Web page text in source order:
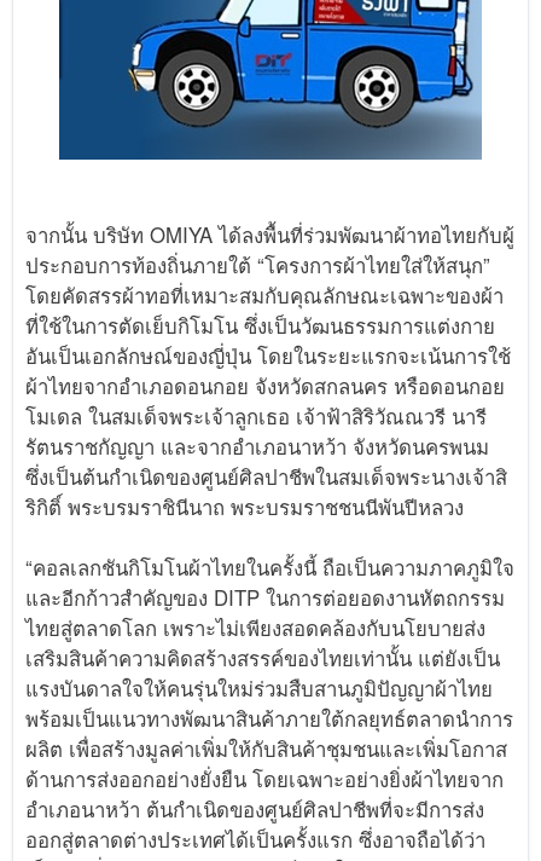
จากนั้น บริษัท OMIYA ได้ลงพื้นที่ร่วมพัฒนาผ้าทอไทยกับผู้
ประกอบการท้องถิ่นภายใต้ “โครงการผ้าไทยใส่ให้สนุก”
โดยคัดสรรผ้าทอที่เหมาะสมกับคุณลักษณะเฉพาะของผ้า
ที่ใช้ในการตัดเย็บกิโมโน ซึ่งเป็นวัฒนธรรมการแต่งกาย
อันเป็นเอกลักษณ์ของญี่ปุ่น โดยในระยะแรกจะเน้นการใช้
ผ้าไทยจากอำเภอดอนกอย จังหวัดสกลนคร หรือดอนกอย
โมเดล ในสมเด็จพระเจ้าลูกเธอ เจ้าฟ้าสิริวัณณวรี นารี
รัตนราชกัญญา และจากอำเภอนาหว้า จังหวัดนครพนม
ซึ่งเป็นต้นกำเนิดของศูนย์ศิลปาชีพในสมเด็จพระนางเจ้าสิ
ริกิติ์ พระบรมราชินีนาถ พระบรมราชชนนีพันปีหลวง
“คอลเลกชันกิโมโนผ้าไทยในครั้งนี้ ถือเป็นความภาคภูมิใจ
และอีกก้าวสำคัญของ DITP ในการต่อยอดงานหัตถกรรม
ไทยสู่ตลาดโลก เพราะไม่เพียงสอดคล้องกับนโยบายส่ง
เสริมสินค้าความคิดสร้างสรรค์ของไทยเท่านั้น แต่ยังเป็น
แรงบันดาลใจให้คนรุ่นใหม่ร่วมสืบสานภูมิปัญญาผ้าไทย
พร้อมเป็นแนวทางพัฒนาสินค้าภายใต้กลยุทธ์ตลาดนำการ
ผลิต เพื่อสร้างมูลค่าเพิ่มให้กับสินค้าชุมชนและเพิ่มโอกาส
ด้านการส่งออกอย่างยั่งยืน โดยเฉพาะอย่างยิ่งผ้าไทยจาก
อำเภอนาหว้า ต้นกำเนิดของศูนย์ศิลปาชีพที่จะมีการส่ง
ออกสู่ตลาดต่างประเทศได้เป็นครั้งแรก ซึ่งอาจถือได้ว่า